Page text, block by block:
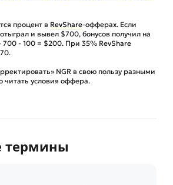
процент в RevShare-офферах. Если
и вывел $700, бонусов получил на
700 - 100 = $200. При 35% RevShare
NGR в свою пользу разными
читать условия оффера.
термины